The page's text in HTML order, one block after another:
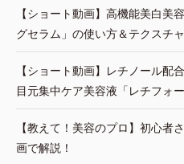
【ショート動画】高機能美白美
グセラム」の使い方＆テクスチ
【ショート動画】レチノール配
目元集中ケア美容液「レチフォ
【教えて！美容のプロ】初心者
画で解説！